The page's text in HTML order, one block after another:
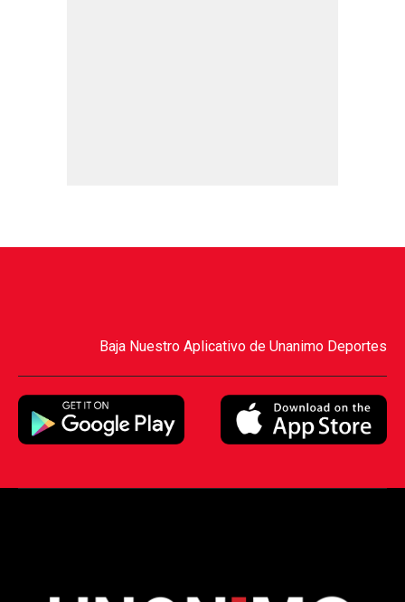
Baja Nuestro Aplicativo de Unanimo Deportes